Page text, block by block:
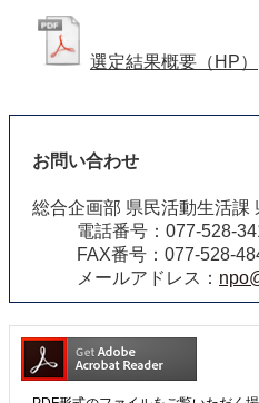
選定結果概要（HP）
お問い合わせ
総合企画部 県民活動生活課
電話番号：077-528-
FAX番号：077-528-
メールアドレス：